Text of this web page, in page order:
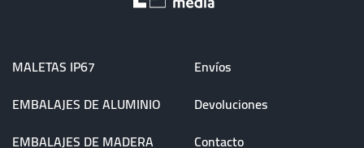
MALETAS IP67
EMBALAJES DE ALUMINIO
EMBALAJES DE MADERA
Envíos
Devoluciones
Contacto